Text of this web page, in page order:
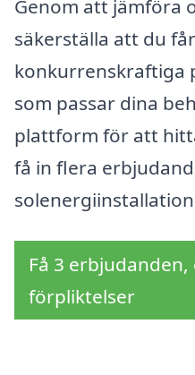
Genom att jämföra
säkerställa att du
konkurrenskraftiga
som passar dina
plattform för att
få in flera
Få 3
förpliktelser